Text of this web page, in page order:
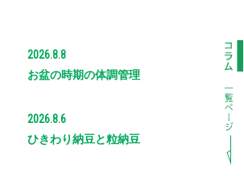
2026.8.8
お盆の時期の体調管理
2026.8.6
ひきわり納豆と粒納豆